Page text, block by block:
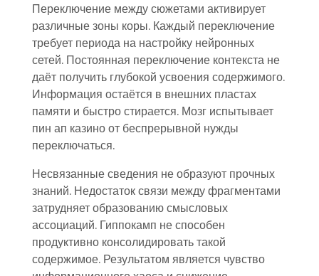
Переключение между сюжетами активирует
различные зоны коры. Каждый переключение
требует периода на настройку нейронных
сетей. Постоянная переключение контекста не
даёт получить глубокой усвоения содержимого.
Информация остаётся в внешних пластах
памяти и быстро стирается. Мозг испытывает
пин ап казино от беспрерывной нужды
переключаться.
Несвязанные сведения не образуют прочных
знаний. Недостаток связи между фрагментами
затрудняет образованию смысловых
ассоциаций. Гиппокамп не способен
продуктивно консолидировать такой
содержимое. Результатом является чувство